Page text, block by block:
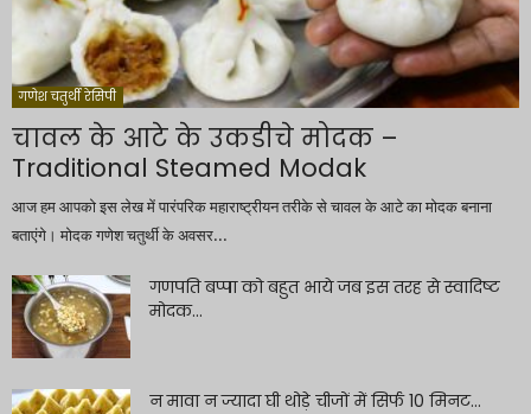
गणेश चतुर्थी रेसिपी
चावल के आटे के उकडीचे मोदक –
Traditional Steamed Modak
आज हम आपको इस लेख में पारंपरिक महाराष्ट्रीयन तरीके से चावल के आटे का मोदक बनाना
बताएंगे। मोदक गणेश चतुर्थी के अवसर...
गणपति बप्पा को बहुत भाये जब इस तरह से स्वादिष्ट
मोदक...
न मावा न ज्यादा घी थोड़े चीजों में सिर्फ 10 मिनट...